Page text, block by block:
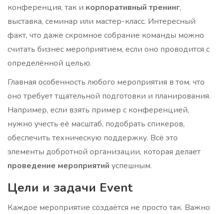
конференция, так и корпоративный тренинг,
выставка, семинар или мастер-класс. Интересный
факт, что даже скромное собрание команды можно
считать бизнес мероприятием, если оно проводится с
определённой целью.
Главная особенность любого мероприятия в том, что
оно требует тщательной подготовки и планирования.
Например, если взять пример с конференцией,
нужно учесть её масштаб, подобрать спикеров,
обеспечить техническую поддержку. Всё это
элементы добротной организации, которая делает
проведение мероприятий успешным.
Цели и задачи Event
Каждое мероприятие создаётся не просто так. Важно